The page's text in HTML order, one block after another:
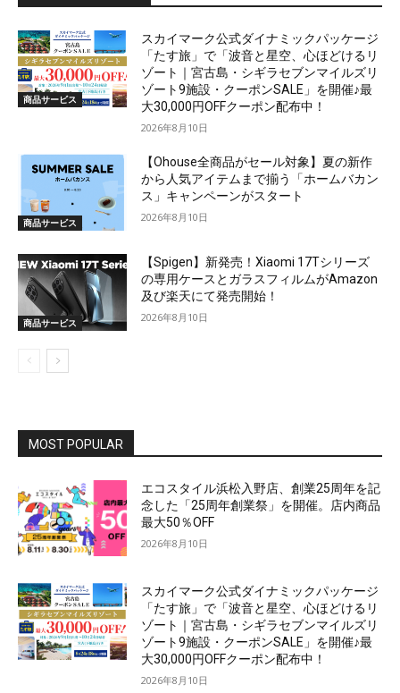
商品サービス
スカイマーク公式ダイナミックパッケージ
「たす旅」で「波音と星空、心ほどけるリ
ゾート｜宮古島・シギラセブンマイルズリ
ゾート9施設・クーポンSALE」を開催♪最
大30,000円OFFクーポン配布中！
2026年8月10日
商品サービス
【Ohouse全商品がセール対象】夏の新作
から人気アイテムまで揃う「ホームバカン
ス」キャンペーンがスタート
2026年8月10日
商品サービス
【Spigen】新発売！Xiaomi 17Tシリーズ
の専用ケースとガラスフィルムがAmazon
及び楽天にて発売開始！
2026年8月10日
MOST POPULAR
エコスタイル浜松入野店、創業25周年を記
念した「25周年創業祭」を開催。店内商品
最大50％OFF
2026年8月10日
スカイマーク公式ダイナミックパッケージ
「たす旅」で「波音と星空、心ほどけるリ
ゾート｜宮古島・シギラセブンマイルズリ
ゾート9施設・クーポンSALE」を開催♪最
大30,000円OFFクーポン配布中！
2026年8月10日